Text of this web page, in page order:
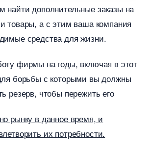
найти дополнительные заказы на
товары, а с этим ваша компания
средства для жизни.
фирмы на годы, включая в этот
борьбы с которыми вы должны
резерв, чтобы пережить его
рынку в данное время, и
их потребности.